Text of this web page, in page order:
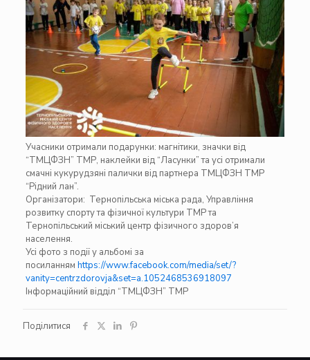
Учасники отримали подарунки: магнітики, значки від
“ТМЦФЗН” ТМР, наклейки від “Ласунки” та усі отримали
смачні кукурудзяні палички від партнера ТМЦФЗН ТМР
“Рідний лан”.
Організатори: Тернопільська міська рада, Управління
розвитку спорту та фізичної культури ТМР та
Тернопільський міський центр фізичного здоров’я
населення.
Усі фото з події у альбомі за
посиланням https://www.facebook.com/media/set/?
vanity=centrzdorovja&set=a.1052468536918097
Інформаційний відділ “ТМЦФЗН” ТМР
Поділитися